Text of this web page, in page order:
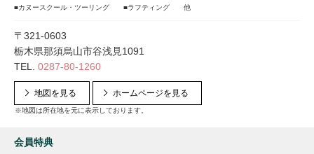
■カヌースクール・ツーリング ■ラフティング 他
〒321-0603
栃木県那須烏山市谷浅見1091
TEL. 0287-80-1260
地図を見る
※地図は所在地を元に表示しております。
ホームページを見る
会員特典